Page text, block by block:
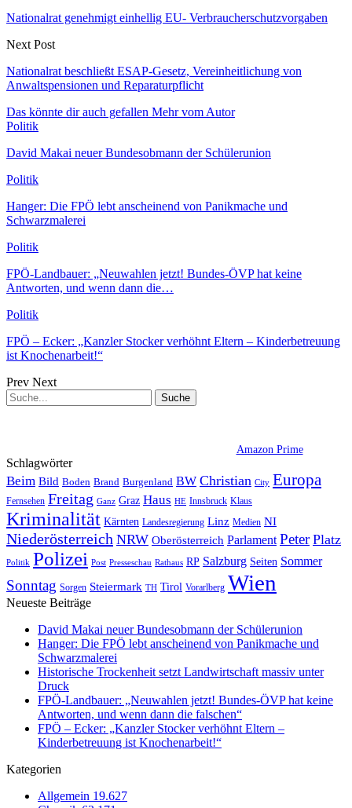
Nationalrat genehmigt einhellig EU- Verbraucherschutzvorgaben
Next Post
Nationalrat beschließt ESAP-Gesetz, Vereinheitlichung von
Anwaltspensionen und Reparaturpflicht
Das könnte dir auch gefallen Mehr vom Autor
Politik
David Makai neuer Bundesobmann der Schülerunion
Politik
Hanger: Die FPÖ lebt anscheinend von Panikmache und
Schwarzmalerei
Politik
FPÖ-Landbauer: „Neuwahlen jetzt! Bundes-ÖVP hat keine
Antworten, und wenn dann die…
Politik
FPÖ – Ecker: „Kanzler Stocker verhöhnt Eltern – Kinderbetreuung
ist Knochenarbeit!“
Prev Next
Amazon Prime
Schlagwörter
Beim Bild Boden Brand Burgenland BW Christian City Europa
Fernsehen Freitag Ganz Graz Haus HE Innsbruck Klaus
Kriminalität Kärnten Landesregierung Linz Medien NI
Niederösterreich NRW Oberösterreich Parlament Peter Platz
Politik Polizei Post Presseschau Rathaus RP Salzburg Seiten Sommer
Sonntag Sorgen Steiermark TH Tirol Vorarlberg Wien
Neueste Beiträge
David Makai neuer Bundesobmann der Schülerunion
Hanger: Die FPÖ lebt anscheinend von Panikmache und
Schwarzmalerei
Historische Trockenheit setzt Landwirtschaft massiv unter
Druck
FPÖ-Landbauer: „Neuwahlen jetzt! Bundes-ÖVP hat keine
Antworten, und wenn dann die falschen“
FPÖ – Ecker: „Kanzler Stocker verhöhnt Eltern –
Kinderbetreuung ist Knochenarbeit!“
Kategorien
Allgemein 19.627